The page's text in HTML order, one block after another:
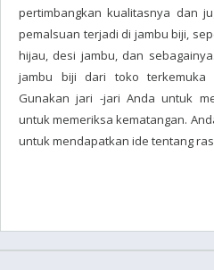
pertimbangkan kualitasnya dan
pemalsuan terjadi di jambu biji,
hijau, desi jambu, dan
jambu biji dari toko terkemuka
Gunakan jari -jari Anda untuk
untuk memeriksa kematangan.
untuk mendapatkan ide tentang